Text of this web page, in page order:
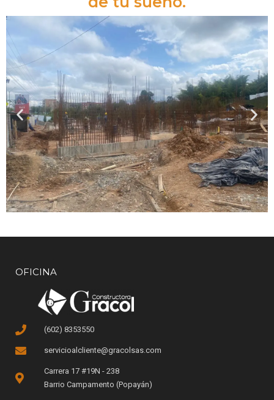
OFICINA
(602) 8353550
servicioalcliente@gracolsas.com
Carrera 17 #19N - 238
Barrio Campamento (Popayán)